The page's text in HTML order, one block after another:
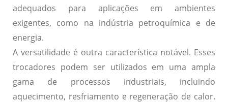
adequados para aplicações em ambientes
exigentes, como na indústria petroquímica e de
energia.
A versatilidade é outra característica notável. Esses
trocadores podem ser utilizados em uma ampla
gama de processos industriais, incluindo
aquecimento, resfriamento e regeneração de calor.